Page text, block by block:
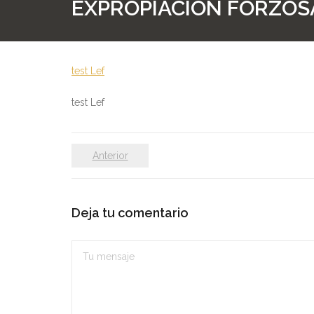
EXPROPIACIÓN
test Lef
test Lef
Anterior
Deja tu comentario